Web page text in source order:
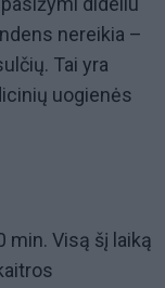
nereikia –
Tai yra
uogienės
min. Visą šį laiką